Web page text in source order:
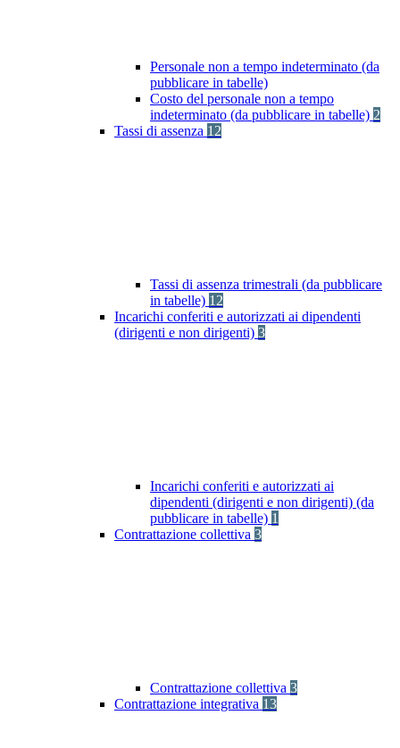
Personale non a tempo indeterminato (da
pubblicare in tabelle)
Costo del personale non a tempo
indeterminato (da pubblicare in tabelle) 2
Tassi di assenza 12
Tassi di assenza trimestrali (da pubblicare
in tabelle) 12
Incarichi conferiti e autorizzati ai dipendenti
(dirigenti e non dirigenti) 3
Incarichi conferiti e autorizzati ai
dipendenti (dirigenti e non dirigenti) (da
pubblicare in tabelle) 1
Contrattazione collettiva 3
Contrattazione collettiva 3
Contrattazione integrativa 13